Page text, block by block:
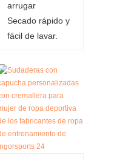
arrugar
Secado rápido y
fácil de lavar.